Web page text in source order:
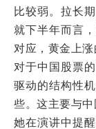
比较弱。拉长
就下半年而言
对应，黄金上涨
对于中国股票
驱动的结构性
些。这主要与中
她在演讲中提